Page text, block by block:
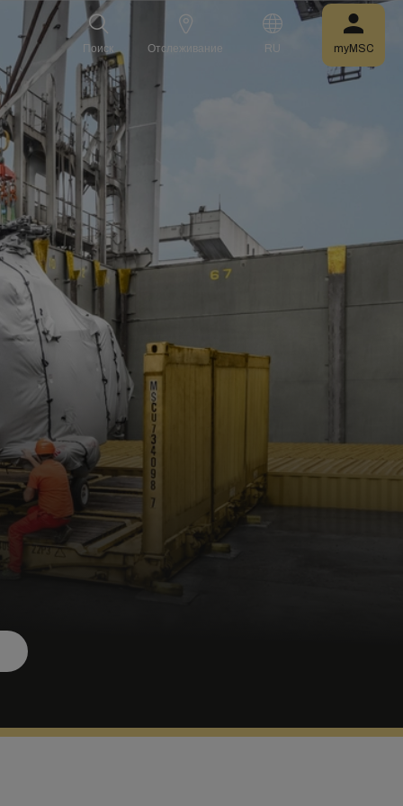
Поиск Отслеживание RU myMSC